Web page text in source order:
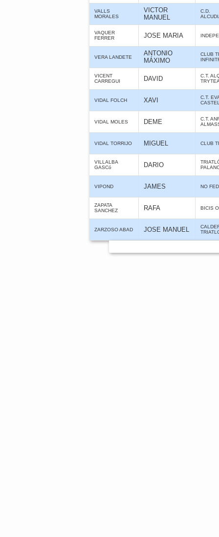
VALLS
MORALES
VICTOR
MANUEL
C.D.
VAQUER
FERRER
JOSE MARIA
VERA LANDETE
ANTONIO
MÁXIMO
CLUB
VICENT
CARREGUI
DAVID
C.T.
VIDAL FOLCH XAVI
C.T.
VIDAL MOLES DEME
C.T.
VIDAL TORRIJO MIGUEL CLUB
VILLALBA
GASCó
DARIO
VIPOND JAMES NO
ZAPATA
SANCHEZ
RAFA BICIS
ZARZOSO ABAD JOSE MANUEL